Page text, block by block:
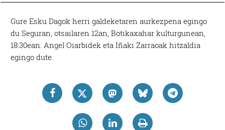
Gure Esku Dagok herri galdeketaren aurkezpena egingo
du Seguran, otsailaren 12an, Botikaxahar kulturgunean,
18:30ean. Angel Oiarbidek eta Iñaki Zarraoak hitzaldia
egingo dute.